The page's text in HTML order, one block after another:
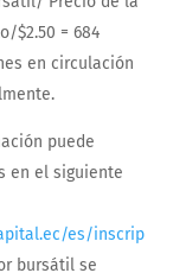
$2.50 = 684
en circulación
puede
en el siguiente
es/inscrip
bursátil se